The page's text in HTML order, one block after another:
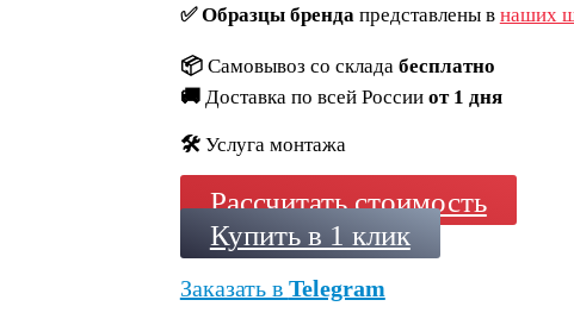
✅Образцы брендапредставлены в наших
📦 Самовывоз со склада бесплатно
🚚 Доставка по всей России от 1 дня
🛠️ Услуга монтажа
Рассчитать стоимость
Купить в 1 клик
Заказать в Telegram